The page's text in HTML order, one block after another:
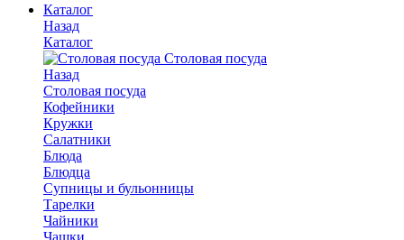
Каталог
Назад
Каталог
Столовая посуда
Назад
Столовая посуда
Кофейники
Кружки
Салатники
Блюда
Блюдца
Супницы и бульонницы
Тарелки
Чайники
Чашки